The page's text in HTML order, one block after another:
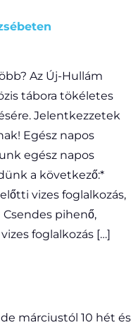
Az Új-Hullám
tábora tökéletes
Jelentkezzetek
Egész napos
egész napos
a következő:*
vizes foglalkozás,
pihenő,
foglalkozás […]
márciustól 10 hét és